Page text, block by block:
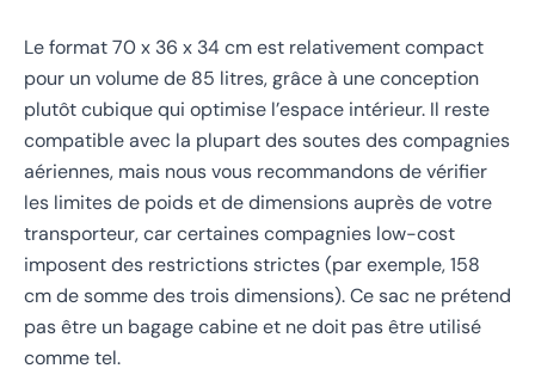
Le format 70 x 36 x 34 cm est relativement compact
pour un volume de 85 litres, grâce à une conception
plutôt cubique qui optimise l’espace intérieur. Il reste
compatible avec la plupart des soutes des compagnies
aériennes, mais nous vous recommandons de vérifier
les limites de poids et de dimensions auprès de votre
transporteur, car certaines compagnies low-cost
imposent des restrictions strictes (par exemple, 158
cm de somme des trois dimensions). Ce sac ne prétend
pas être un bagage cabine et ne doit pas être utilisé
comme tel.